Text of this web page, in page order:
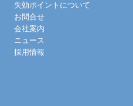
失効ポイントについて
お問合せ
会社案内
ニュース
採用情報